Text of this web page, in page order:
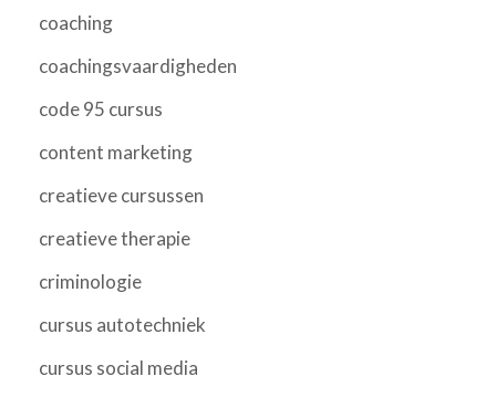
coaching
coachingsvaardigheden
code 95 cursus
content marketing
creatieve cursussen
creatieve therapie
criminologie
cursus autotechniek
cursus social media